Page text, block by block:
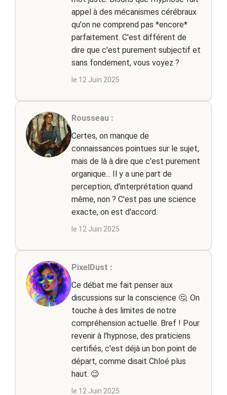
appel à des mécanismes cérébraux
qu'on ne comprend pas *encore*
parfaitement. C'est différent de
dire que c'est purement subjectif et
sans fondement, vous voyez ?
le 12 Juin 2025
Rousseau :
Certes, on manque de
connaissances pointues sur le sujet,
mais de là à dire que c'est purement
organique... Il y a une part de
perception, d'interprétation quand
même, non ? C'est pas une science
exacte, on est d'accord.
le 12 Juin 2025
PixelDust :
Ce débat me fait penser aux
discussions sur la conscience 🤔. On
touche à des limites de notre
compréhension actuelle. Bref ! Pour
revenir à l'hypnose, des praticiens
certifiés, c'est déjà un bon point de
départ, comme disait Chloé plus
haut. 😉
le 12 Juin 2025